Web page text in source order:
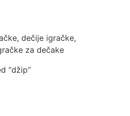
dečije igračke,
za dečake
“džip”